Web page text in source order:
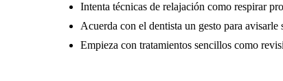
Intenta técnicas de relajación como respirar
Acuerda con el dentista un gesto para avisarle
Empieza con tratamientos sencillos como